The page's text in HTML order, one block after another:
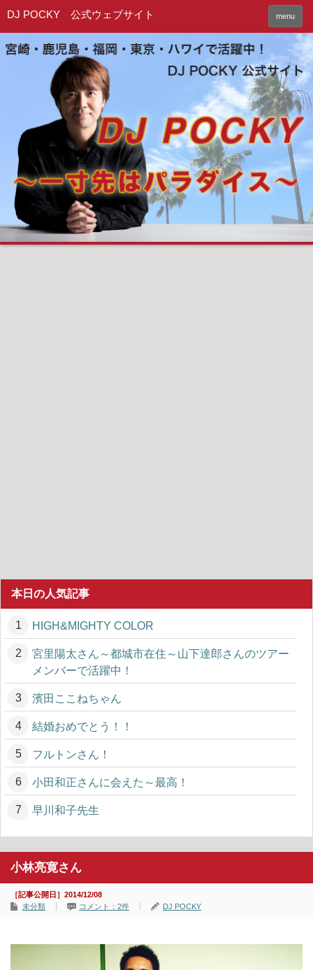
menu
DJ POCKY 公式ウェブサイト
本日の人気記事
HIGH&MIGHTY COLOR
宮里陽太さん～都城市在住～山下達郎さんのツアー
メンバーで活躍中！
濱田ここねちゃん
結婚おめでとう！！
フルトンさん！
小田和正さんに会えた～最高！
早川和子先生
小林亮寛さん
［記事公開日］2014/12/08
未分類
コメント：2件 DJ POCKY